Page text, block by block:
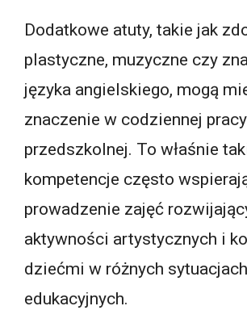
Dodatkowe atuty, takie jak
plastyczne, muzyczne czy
języka angielskiego, mogą
znaczenie w codziennej pracy
przedszkolnej. To właśnie
kompetencje często
prowadzenie zajęć
aktywności artystycznych i
dziećmi w różnych sytuacjach
edukacyjnych.